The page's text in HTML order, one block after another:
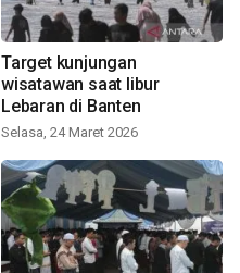
Target kunjungan
wisatawan saat libur
Lebaran di Banten
Selasa, 24 Maret 2026